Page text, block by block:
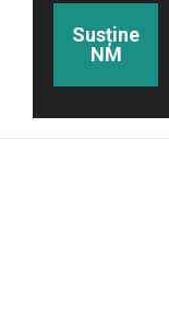
Susține
NM